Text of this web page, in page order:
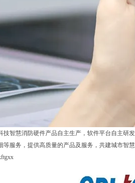
技智慧消防硬件产品自主生产，软件平台自主研
等服务，提供高质量的产品及服务，共建城市智